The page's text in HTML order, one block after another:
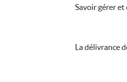
Savoir gérer
La délivrance